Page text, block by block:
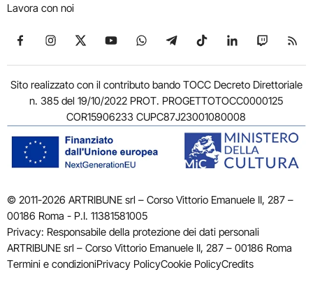
Lavora con noi
Seguici su Facebook
Seguici su Instagram
Seguici su X
Seguici su YouTube
Seguici su WhatsApp
Seguici su Telegram
Seguici su TikTok
Seguici su
Seguici
Sito realizzato con il contributo bando TOCC Decreto Direttoriale
n. 385 del 19/10/2022 PROT. PROGETTOTOCC0000125
COR15906233 CUPC87J23001080008
© 2011-2026 ARTRIBUNE srl – Corso Vittorio Emanuele II, 287 –
00186 Roma - P.I. 11381581005
Privacy: Responsabile della protezione dei dati personali
ARTRIBUNE srl – Corso Vittorio Emanuele II, 287 – 00186 Roma
Termini e condizioniPrivacy PolicyCookie PolicyCredits